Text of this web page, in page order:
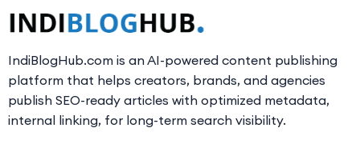
IndiBlogHub.com is an AI-powered content publishing
platform that helps creators, brands, and agencies
publish SEO-ready articles with optimized metadata,
internal linking, for long-term search visibility.